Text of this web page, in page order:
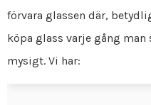
förvara glassen där,
köpa glass varje gång man
mysigt. Vi har: